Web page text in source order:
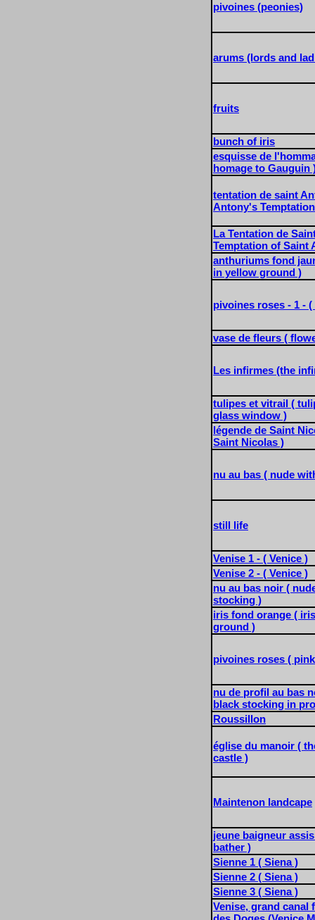
pivoines (peonies)
arums (lords and
fruits
bunch of iris
esquisse de
homage to Gauguin
tentation de saint
Antony's
La Tentation de
Temptation of Saint
anthuriums fond
in yellow ground )
pivoines roses - 1 -
vase de fleurs (
Les infirmes (the
tulipes et vitrail (
glass window )
légende de Saint
Saint Nicolas )
nu au bas ( nude
still life
Venise 1 - ( Venice )
Venise 2 - ( Venice )
nu au bas noir (
stocking )
iris fond orange (
ground )
pivoines roses (
nu de profil au bas
black stocking in
Roussillon
église du manoir (
castle )
Maintenon landcape
jeune baigneur
bather )
Sienne 1 ( Siena )
Sienne 2 ( Siena )
Sienne 3 ( Siena )
Venise, grand canal